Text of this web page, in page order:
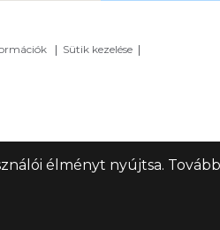
Sütik kezelése
élményt nyújtsa.